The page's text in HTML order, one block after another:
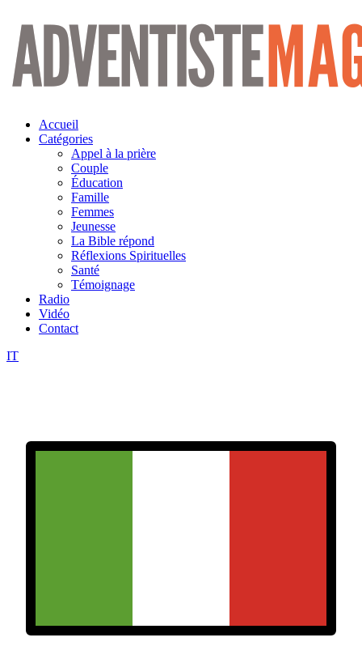
Aller
contenu
Accueil
Catégories
Appel à la prière
Couple
Éducation
Famille
Femmes
Jeunesse
La Bible répond
Réflexions Spirituelles
Santé
Témoignage
Radio
Vidéo
Contact
IT